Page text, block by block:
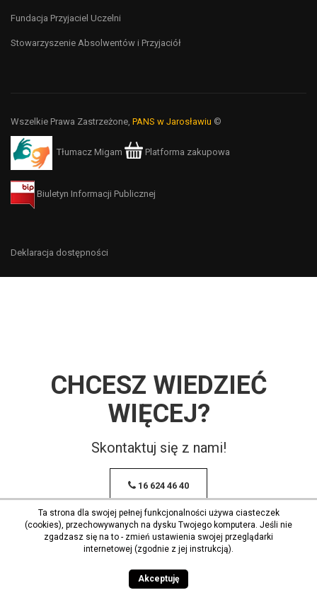
Fundacja Przyjaciel Uczelni
Stowarzyszenie Absolwentów i Przyjaciół
Wszelkie Prawa Zastrzeżone, PANS w Jarosławiu ©
Tłumacz Migam Platforma zakupowa
Biuletyn Informacji Publicznej
Deklaracja dostępności
CHCESZ WIEDZIEĆ
WIĘCEJ?
Skontaktuj się z nami!
16 624 46 40
Ta strona dla swojej pełnej funkcjonalności używa ciasteczek
(cookies), przechowywanych na dysku Twojego komputera. Jeśli nie
zgadzasz się na to - zmień ustawienia swojej przeglądarki
internetowej (zgodnie z jej instrukcją).
Akceptuję